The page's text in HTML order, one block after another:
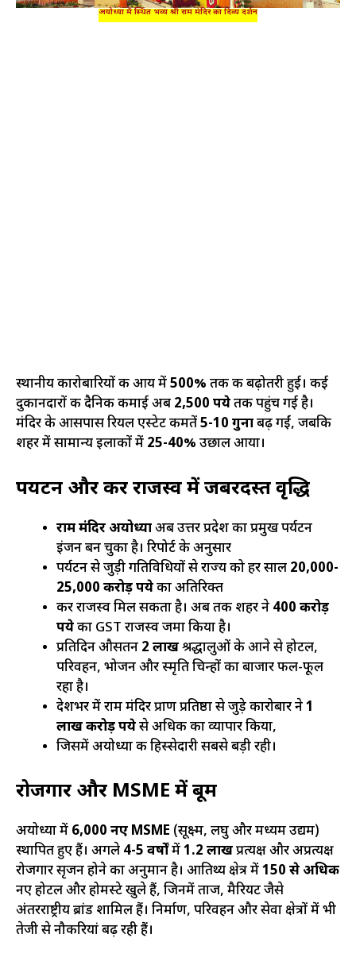
अयोध्या में स्थित भव्य श्री राम मंदिर का दिव्य दर्शन
स्थानीय कारोबारियों की आय में500% तक की बढ़ोतरी हुई। कई
दुकानदारों की दैनिक कमाई अब 2,500 रुपयेतक पहुंच गई है।
मंदिर के आसपास रियल एस्टेट कीमतें5-10 गुनाबढ़ गईं, जबकि
शहर में सामान्य इलाकों में 25-40% उछाल आया।
पर्यटन और कर राजस्व में जबरदस्त वृद्धि
राम मंदिर अयोध्याअब उत्तर प्रदेश का प्रमुख पर्यटन
इंजन बन चुका है। रिपोर्ट के अनुसार
पर्यटन से जुड़ी गतिविधियों से राज्य को हर साल 20,000-
25,000 करोड़ रुपयेका अतिरिक्त
कर राजस्व मिल सकता है। अब तक शहर ने 400 करोड़
रुपयेका GST राजस्व जमा किया है।
प्रतिदिन औसतन 2 लाखश्रद्धालुओं के आने से होटल,
परिवहन, भोजन और स्मृति चिन्हों का बाजार फल-फूल
रहा है।
देशभर में राम मंदिर प्राण प्रतिष्ठा से जुड़े कारोबार ने1
लाख करोड़ रुपयेसे अधिक का व्यापार किया,
जिसमें अयोध्या की हिस्सेदारी सबसे बड़ी रही।
रोजगार और MSME में बूम
अयोध्या में 6,000 नए MSME (सूक्ष्म, लघु और मध्यम उद्यम)
स्थापित हुए हैं। अगले 4-5 वर्षोंमें1.2 लाखप्रत्यक्ष और अप्रत्यक्ष
रोजगार सृजन होने का अनुमान है। आतिथ्य क्षेत्र में150 से अधिक
नए होटल और होमस्टे खुले हैं, जिनमें ताज, मैरियट जैसे
अंतरराष्ट्रीय ब्रांड शामिल हैं। निर्माण, परिवहन और सेवा क्षेत्रों में भी
तेजी से नौकरियां बढ़ रही हैं।